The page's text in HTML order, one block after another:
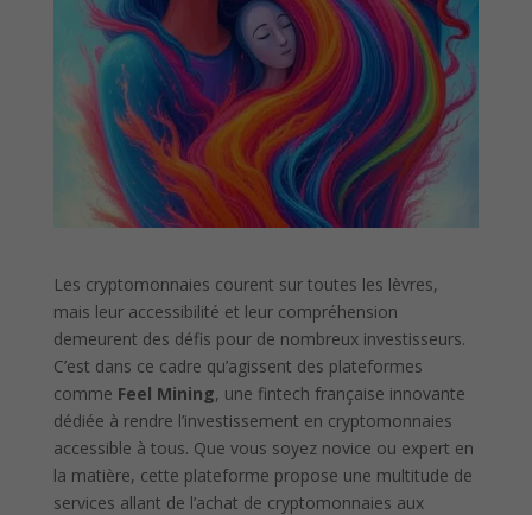
Les cryptomonnaies courent sur toutes les lèvres,
mais leur accessibilité et leur compréhension
demeurent des défis pour de nombreux investisseurs.
C’est dans ce cadre qu’agissent des plateformes
comme Feel Mining, une fintech française innovante
dédiée à rendre l’investissement en cryptomonnaies
accessible à tous. Que vous soyez novice ou expert en
la matière, cette plateforme propose une multitude de
services allant de l’achat de cryptomonnaies aux